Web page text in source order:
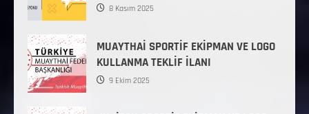
8 Kasım 2025
MUAYTHAİ SPORTİF EKİPMAN VE LOGO
KULLANMA TEKLİF İLANI
9 Ekim 2025